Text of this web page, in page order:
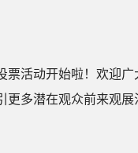
票活动开始啦！欢迎广
多潜在观众前来观